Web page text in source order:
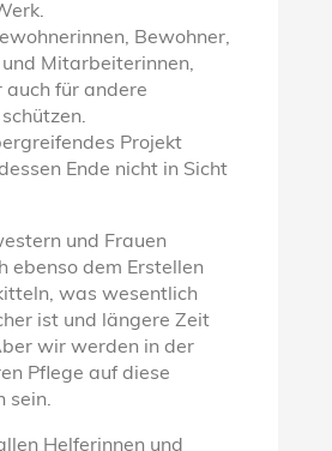
Bewohner,
Mitarbeiterinnen,
für andere
Projekt
Ende nicht in Sicht
und Frauen
ebenso dem Erstellen
was wesentlich
ist und längere Zeit
wir werden in der
Pflege auf diese
sein.
Helferinnen und